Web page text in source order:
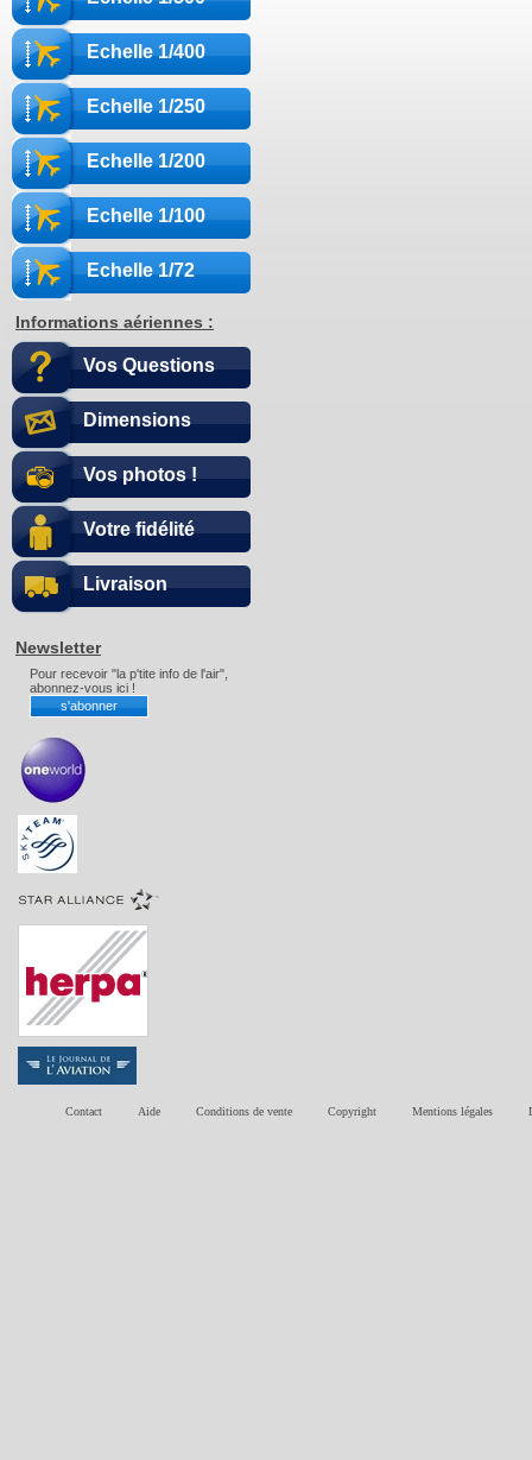
Echelle 1/400
Echelle 1/250
Echelle 1/200
Echelle 1/100
Echelle 1/72
Informations aériennes :
Vos Questions
Dimensions
Vos photos !
Votre fidélité
Livraison
Newsletter
Pour recevoir "la p'tite info de l'air",
abonnez-vous ici !
Contact Aide Conditions de vente Copyright Mentions légales